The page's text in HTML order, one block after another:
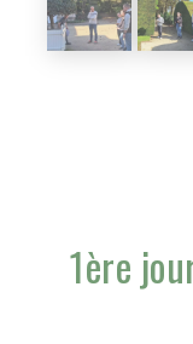
1ère